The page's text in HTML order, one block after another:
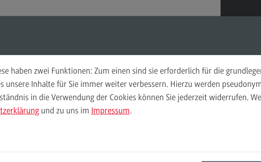
Deltaprüfung
Zielgruppe Deltaprüfung
Deltaprüfung
haben zwei Funktionen: Zum einen sind sie erforderlich für die
unsere Inhalte für Sie immer weiter verbessern. Hierzu werden
in die Verwendung der Cookies können Sie jederzeit widerrufen.
und zu uns im Impressum.